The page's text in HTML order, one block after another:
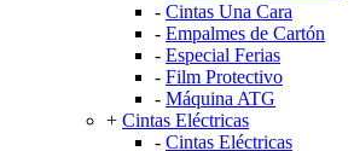
- Cintas Una Cara
- Empalmes de Cartón
- Especial Ferias
- Film Protectivo
- Máquina ATG
+ Cintas Eléctricas
- Cintas Eléctricas